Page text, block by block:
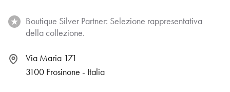
Boutique Silver Partner: Selezione rappresentativa
della collezione.
Via Maria 171
3100 Frosinone - Italia